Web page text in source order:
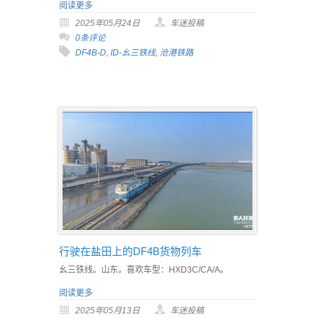
阅读更多
2025年05月24日
车迷投稿
0条评论
DF4B-D, ID-幺三铁线, 沧港铁路
行驶在盐田上的DF4B货物列车
幺三铁线。山东。喜欢车型：HXD3C/CA/A。
阅读更多
2025年05月13日
车迷投稿